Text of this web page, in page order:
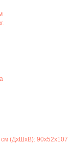
см (ДхШхВ): 90x52x107